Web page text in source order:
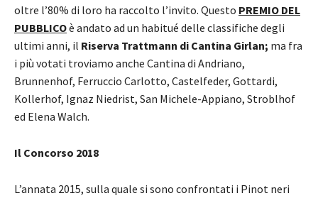
oltre l’80% di loro ha raccolto l’invito. Questo PREMIO DEL
PUBBLICOè andato ad un habitué delle classifiche degli
ultimi anni, il Riserva Trattmann di Cantina Girlan; ma fra
i più votati troviamo anche Cantina di Andriano,
Brunnenhof, Ferruccio Carlotto, Castelfeder, Gottardi,
Kollerhof, Ignaz Niedrist, San Michele-Appiano, Stroblhof
ed Elena Walch.
Il Concorso 2018
L’annata 2015, sulla quale si sono confrontati i Pinot neri